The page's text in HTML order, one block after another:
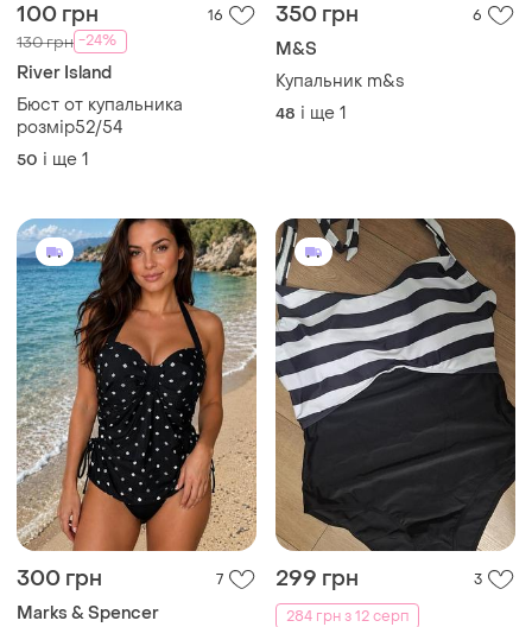
100 грн 16
130 грн -24%
River Island
Бюст от купальника
розмір52/54
50 і ще 1
350 грн 6
M&S
Купальник m&s
48 і ще 1
300 грн 7
Marks & Spencer
299 грн
3
284 грн з 12 серп